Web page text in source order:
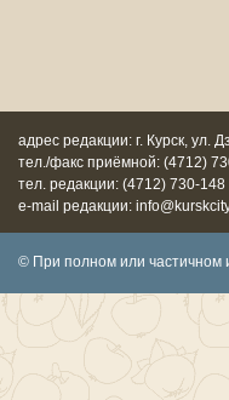
адрес редакции: г. Курск, ул.
тел./факс приёмной: (4712)
тел. редакции: (4712) 730-148
e-mail редакции:
© При полном или частичном